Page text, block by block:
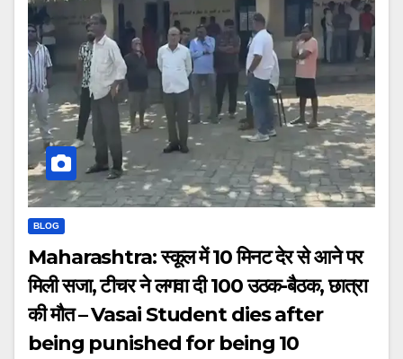
BLOG
Maharashtra: स्कूल में 10 मिनट देर से आने पर
मिली सजा, टीचर ने लगवा दी 100 उठक-बैठक, छात्रा
की मौत – Vasai Student dies after
being punished for being 10